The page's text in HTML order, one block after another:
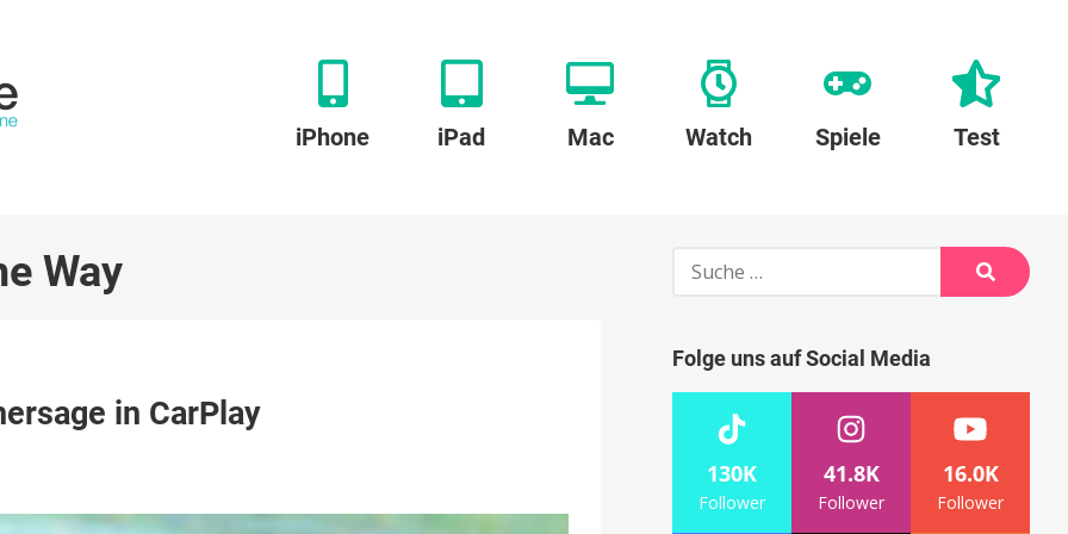
iPhone iPad Mac Watch Spiele Test
Way
in CarPlay
Suche
Suche
Folge uns auf Social Media
130K
Follower
41.8K
Follower
16.0K
Follower